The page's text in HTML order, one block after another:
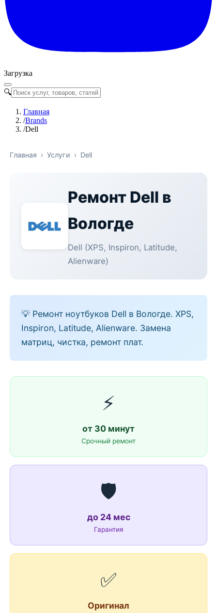
Загрузка
🔍
Главная
/Brands
/Dell
Главная › Услуги › Dell
Ремонт Dell в
Вологде
Dell (XPS, Inspiron, Latitude,
Alienware)
💡 Ремонт ноутбуков Dell в Вологде. XPS,
Inspiron, Latitude, Alienware. Замена
матриц, чистка, ремонт плат.
⚡
от 30 минут
Срочный ремонт
🛡️
до 24 мес
Гарантия
✅
Оригинал